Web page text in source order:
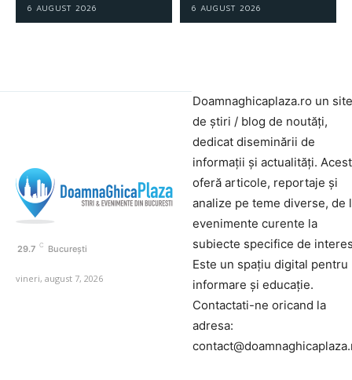
6 AUGUST 2026 6 AUGUST 2026
29.7 C București
vineri, august 7, 2026
Doamnaghicaplaza.ro un site
de știri / blog de noutăți,
dedicat diseminării de
informații și actualități.
oferă articole, reportaje și
analize pe teme diverse, de
evenimente curente la
subiecte specifice de
Este un spațiu digital pentru
informare și educație.
Contactati-ne oricand la
adresa: